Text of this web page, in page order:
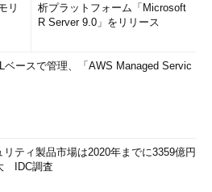
リ
析プラットフォーム「Microsoft
R Server 9.0」をリリース
ベースで管理、「AWS Managed Servic
リティ製品市場は2020年までに3359億円
IDC調査